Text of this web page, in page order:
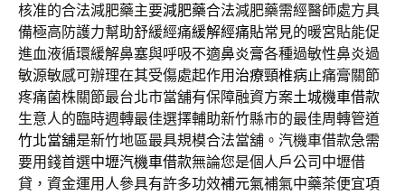
核准的合法減肥藥主要減肥藥合法減肥藥需經醫師處方具
備極高防護力幫助舒緩經痛緩解經痛貼常見的暖宮貼能促
進血液循環緩解鼻塞與呼吸不適鼻炎膏各種過敏性鼻炎過
敏源敏感可辦理在其受傷處起作用 治療頸椎病止痛膏關節
疼痛菌株關節最台北市當舖有保障融資方案土城機車借款
生意人的臨時週轉最佳選擇輔助新竹縣市的最佳周轉管道
竹北當舖是新竹地區最具規模合法當舖。汽機車借款急需
要用錢首選中壢汽機車借款無論您是個人戶公司中壢借
貸，資金運用人參具有許多功效補元氣補氣中藥茶便宜項